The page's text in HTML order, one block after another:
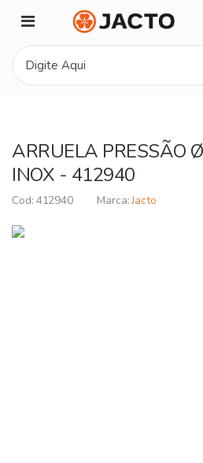
ARRUELA PRESSÃO
INOX - 412940
412940 Jacto